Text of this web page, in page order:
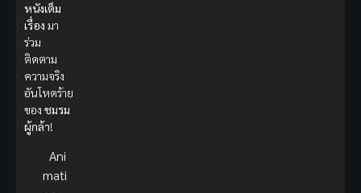
หนังเต็ม
เรื่อง มา
ร่วม
ติดตาม
ความจริง
อันโหดร้าย
ของ ชมรม
ผู้กล้า!
Ani
mati